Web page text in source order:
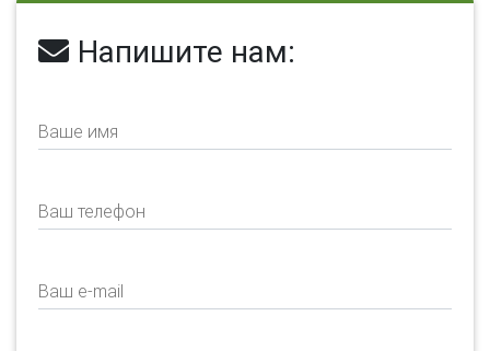
Напишите нам:
Ваше имя
Ваш телефон
Ваш e-mail